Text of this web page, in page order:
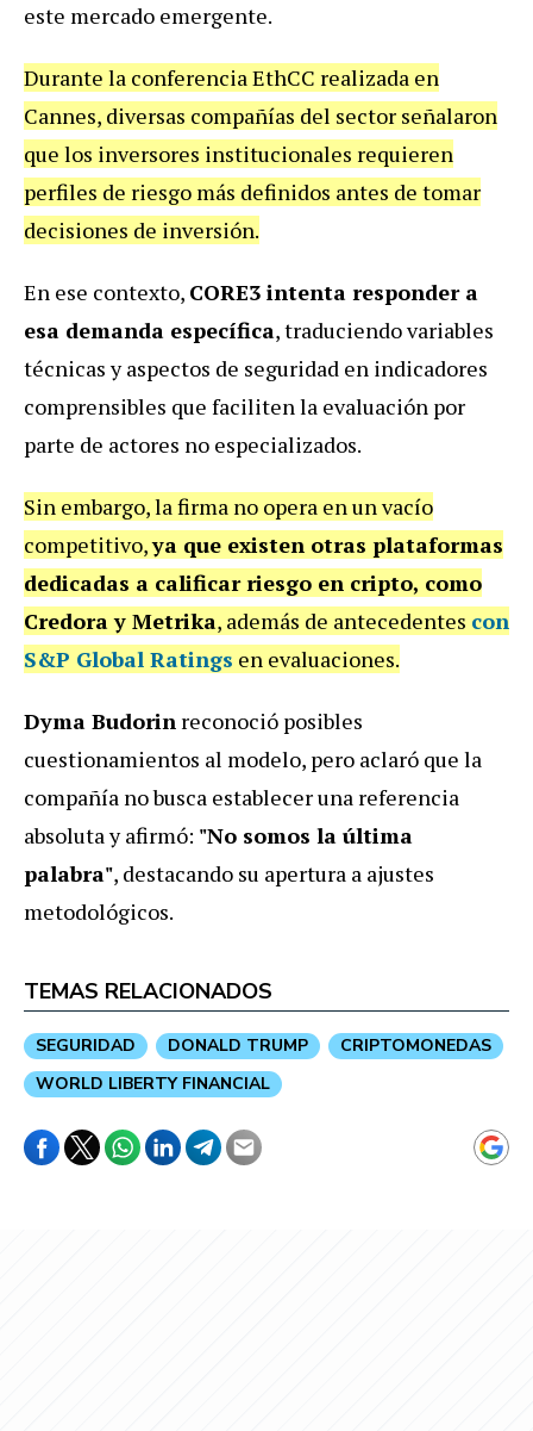
este mercado emergente.
Durante la conferencia EthCC realizada en
Cannes, diversas compañías del sector señalaron
que los inversores institucionales requieren
perfiles de riesgo más definidos antes de tomar
decisiones de inversión.
En ese contexto, CORE3 intenta responder a
esa demanda específica, traduciendo variables
técnicas y aspectos de seguridad en indicadores
comprensibles que faciliten la evaluación por
parte de actores no especializados.
Sin embargo, la firma no opera en un vacío
competitivo,ya que existen otras plataformas
dedicadas a calificar riesgo en cripto, como
Credora y Metrika, además de antecedentes con
S&P Global Ratings en evaluaciones.
Dyma Budorin reconoció posibles
cuestionamientos al modelo, pero aclaró que la
compañía no busca establecer una referencia
absoluta y afirmó: "No somos la última
palabra", destacando su apertura a ajustes
metodológicos.
TEMAS RELACIONADOS
SEGURIDAD DONALD TRUMP
CRIPTOMONEDAS
WORLD LIBERTY FINANCIAL